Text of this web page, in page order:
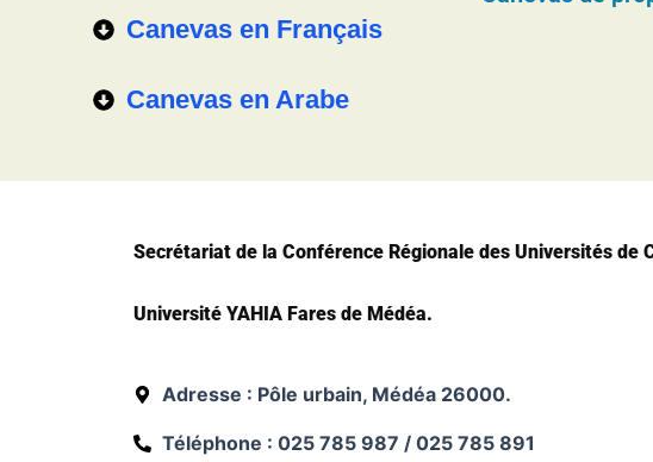
Canevas en Français
Canevas en Arabe
Secrétariat de la Conférence Régionale des Universités de
Université YAHIA Fares de Médéa.
Adresse : Pôle urbain, Médéa 26000.
Téléphone : 025 785 987 / 025 785 891